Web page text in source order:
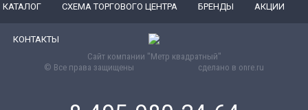
КАТАЛОГ СХЕМА ТОРГОВОГО ЦЕНТРА БРЕНДЫ АКЦИИ
КОНТАКТЫ
Сайт компании "Метр квадратный"
© Все права защищены
сделано в onre.ru